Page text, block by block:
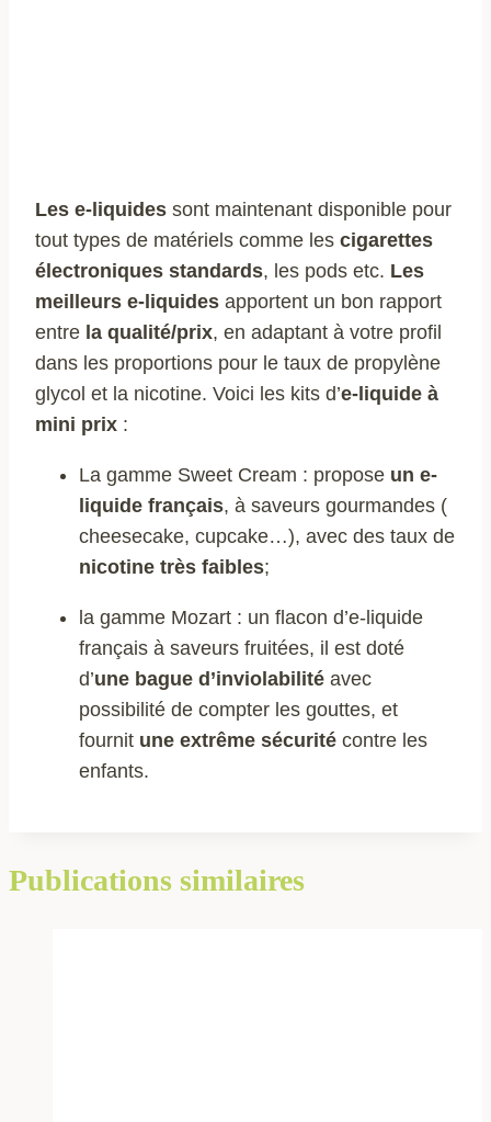
Les e-liquides sont maintenant disponible pour
tout types de matériels comme les cigarettes
électroniques standards, les pods etc. Les
meilleurs e-liquides apportent un bon rapport
entre la qualité/prix, en adaptant à votre profil
dans les proportions pour le taux de propylène
glycol et la nicotine. Voici les kits d’e-liquide à
mini prix :
La gamme Sweet Cream : propose un e-
liquide français, à saveurs gourmandes (
cheesecake, cupcake…), avec des taux de
nicotine très faibles;
la gamme Mozart : un flacon d’e-liquide
français à saveurs fruitées, il est doté
d’une bague d’inviolabilité avec
possibilité de compter les gouttes, et
fournit une extrême sécurité contre les
enfants.
Publications similaires